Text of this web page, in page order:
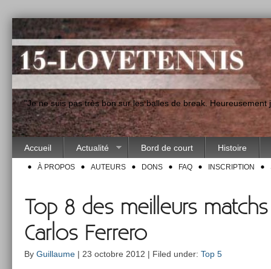
"Je ne suis pas très bon sur les balles de break.
Accueil Actualité Bord de court Histoire
À PROPOS AUTEURS DONS FAQ INSCRIPTION
Top 8 des meilleurs
Carlos Ferrero
By Guillaume | 23 octobre 2012 | Filed under: Top 5